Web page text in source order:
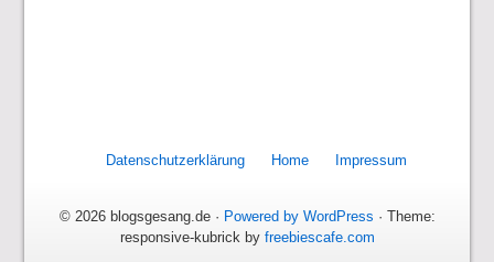
Datenschutzerklärung Home Impressum
© 2026 blogsgesang.de · Powered by WordPress · Theme:
responsive-kubrick by freebiescafe.com